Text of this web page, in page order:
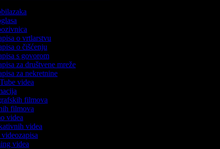
o vrtlarstvu
o čišćenju
s govorom
za društvene mreže
za nekretnine
videa
filmova
filmova
videa
videa
videa